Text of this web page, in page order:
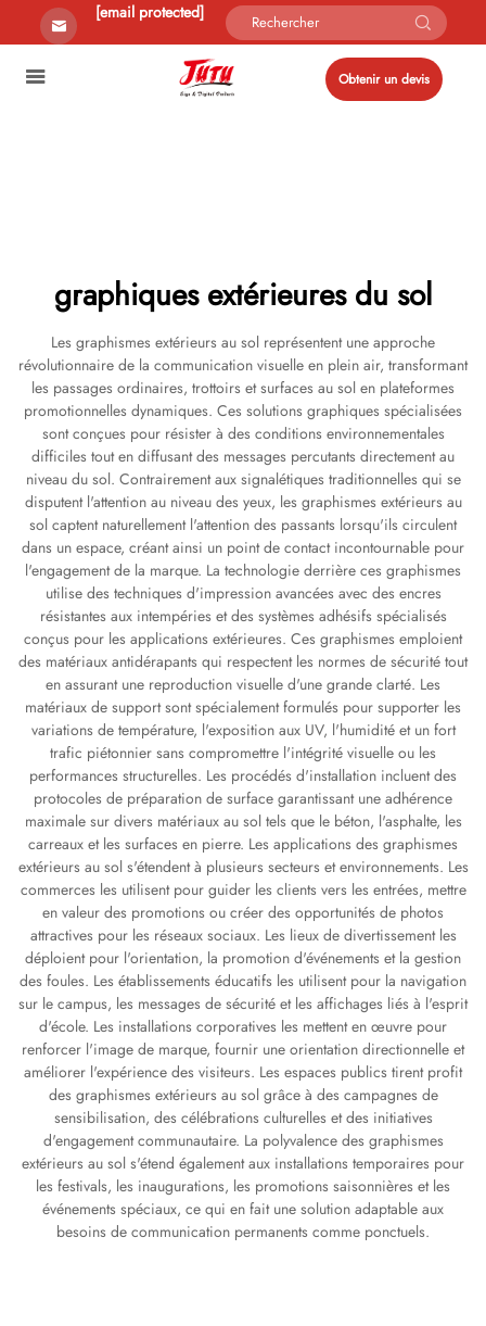
[email protected]
Obtenir un devis
graphiques extérieures du sol
Les graphismes extérieurs au sol représentent une approche
révolutionnaire de la communication visuelle en plein air, transformant
les passages ordinaires, trottoirs et surfaces au sol en plateformes
promotionnelles dynamiques. Ces solutions graphiques spécialisées
sont conçues pour résister à des conditions environnementales
difficiles tout en diffusant des messages percutants directement au
niveau du sol. Contrairement aux signalétiques traditionnelles qui se
disputent l'attention au niveau des yeux, les graphismes extérieurs au
sol captent naturellement l'attention des passants lorsqu'ils circulent
dans un espace, créant ainsi un point de contact incontournable pour
l'engagement de la marque. La technologie derrière ces graphismes
utilise des techniques d'impression avancées avec des encres
résistantes aux intempéries et des systèmes adhésifs spécialisés
conçus pour les applications extérieures. Ces graphismes emploient
des matériaux antidérapants qui respectent les normes de sécurité tout
en assurant une reproduction visuelle d'une grande clarté. Les
matériaux de support sont spécialement formulés pour supporter les
variations de température, l'exposition aux UV, l'humidité et un fort
trafic piétonnier sans compromettre l'intégrité visuelle ou les
performances structurelles. Les procédés d'installation incluent des
protocoles de préparation de surface garantissant une adhérence
maximale sur divers matériaux au sol tels que le béton, l'asphalte, les
carreaux et les surfaces en pierre. Les applications des graphismes
extérieurs au sol s'étendent à plusieurs secteurs et environnements. Les
commerces les utilisent pour guider les clients vers les entrées, mettre
en valeur des promotions ou créer des opportunités de photos
attractives pour les réseaux sociaux. Les lieux de divertissement les
déploient pour l'orientation, la promotion d'événements et la gestion
des foules. Les établissements éducatifs les utilisent pour la navigation
sur le campus, les messages de sécurité et les affichages liés à l'esprit
d'école. Les installations corporatives les mettent en œuvre pour
renforcer l'image de marque, fournir une orientation directionnelle et
améliorer l'expérience des visiteurs. Les espaces publics tirent profit
des graphismes extérieurs au sol grâce à des campagnes de
sensibilisation, des célébrations culturelles et des initiatives
d'engagement communautaire. La polyvalence des graphismes
extérieurs au sol s'étend également aux installations temporaires pour
les festivals, les inaugurations, les promotions saisonnières et les
événements spéciaux, ce qui en fait une solution adaptable aux
besoins de communication permanents comme ponctuels.